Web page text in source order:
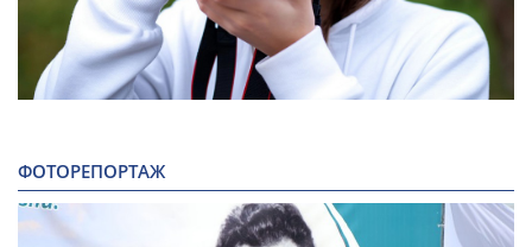
ФОТОРЕПОРТАЖ